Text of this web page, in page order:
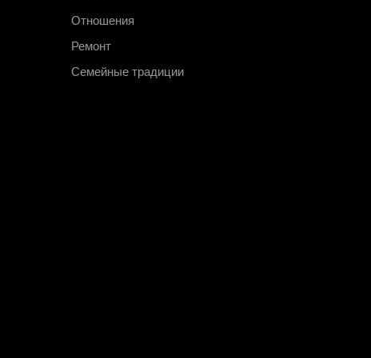
Отношения
Ремонт
Семейные традиции